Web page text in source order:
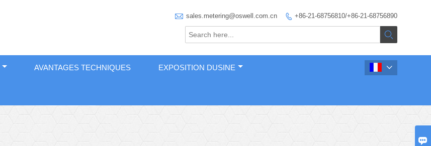

 sales.metering@oswell.com.cn  +86-21-68756810/+86-21-68756890

AVANTAGES TECHNIQUES EXPOSITION DUSINE 